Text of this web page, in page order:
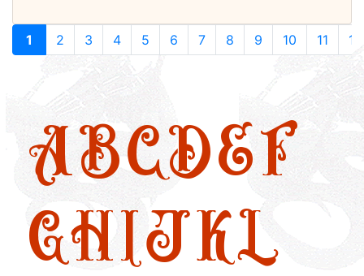
1 2 3 4 5 6 7 8 9 10 11 12
ABCDEF
GHIJKL